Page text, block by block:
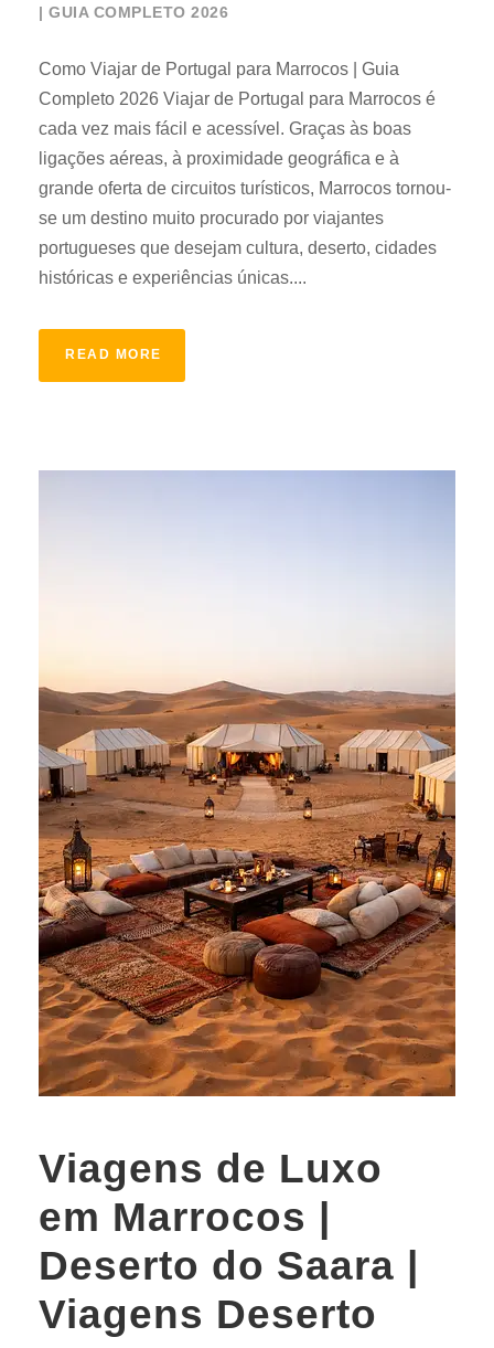
| GUIA COMPLETO 2026
Como Viajar de Portugal para Marrocos | Guia
Completo 2026 Viajar de Portugal para Marrocos é
cada vez mais fácil e acessível. Graças às boas
ligações aéreas, à proximidade geográfica e à
grande oferta de circuitos turísticos, Marrocos tornou-
se um destino muito procurado por viajantes
portugueses que desejam cultura, deserto, cidades
históricas e experiências únicas....
READ MORE
Viagens de Luxo
em Marrocos |
Deserto do Saara |
Viagens Deserto